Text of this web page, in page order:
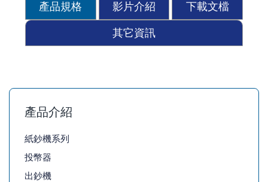
產品規格 影片介紹 下載文檔
其它資訊
產品介紹
紙鈔機系列
投幣器
出鈔機